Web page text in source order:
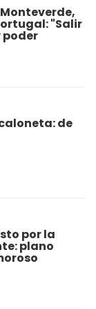
"Salir
poder
de
por la
plano